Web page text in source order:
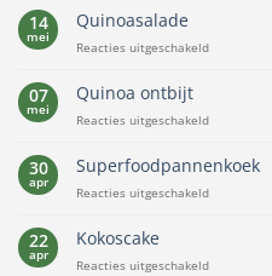
14
mei
Quinoasalade
Reacties uitgeschakeldvoor
07
mei
Quinoa ontbijt
Reacties uitgeschakeldvoor
ontbijt
30
apr
Superfoodpannenkoek
Reacties uitgeschakeldvoor
22
apr
Kokoscake
Reacties uitgeschakeldvoor